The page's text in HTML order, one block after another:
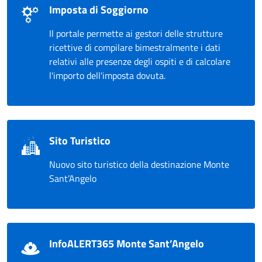
Imposta di Soggiorno
Il portale permette ai gestori delle strutture
ricettive di compilare bimestralmente i dati
relativi alle presenze degli ospiti e di calcolare
l'importo dell'imposta dovuta.
Sito Turistico
Nuovo sito turistico della destinazione Monte
Sant’Angelo
InfoALERT365 Monte Sant’Angelo